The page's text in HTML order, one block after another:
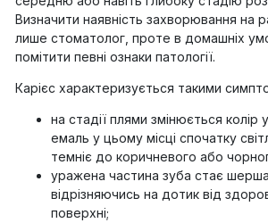
Визначити наявність захворювання на
лише стоматолог, проте в домашніх
помітити певні ознаки патології.
Карієс характеризується такими
на стадії плями змінюється колір
емаль у цьому місці спочатку
темніє до коричневого або
уражена частина зуба стає
відрізняючись на дотик від
поверхні;